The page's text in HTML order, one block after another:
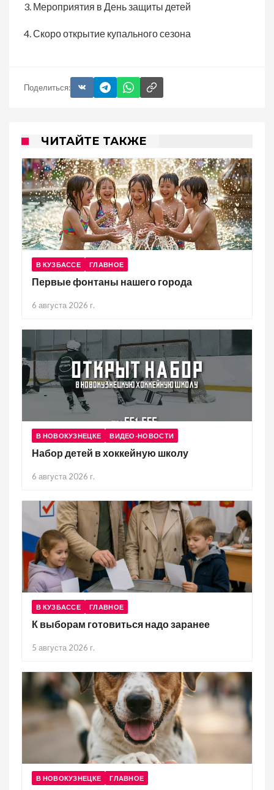
3. Мероприятия в День защиты детей
4. Скоро открытие купального сезона
Поделиться:
ЧИТАЙТЕ ТАКЖЕ
В КУЗБАССЕ ГЛАВНОЕ
Первые фонтаны нашего города
6 августа 2026 г.
В НОВОКУЗНЕЦКЕ ВИДЕО-НОВОСТИ
Набор детей в хоккейную школу
6 августа 2026 г.
В КУЗБАССЕ ГЛАВНОЕ
К выборам готовиться надо заранее
5 августа 2026 г.
В НОВОКУЗНЕЦКЕ ГЛАВНОЕ